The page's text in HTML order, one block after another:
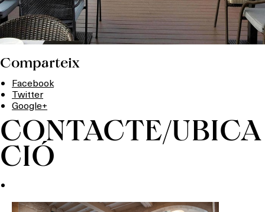
Què vols fer?
Comparteix
Facebook
Twitter
Google+
CONTACTE/UBICA
CIÓ